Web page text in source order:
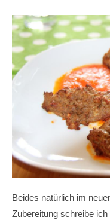
Beides natürlich im
Zubereitung schreibe